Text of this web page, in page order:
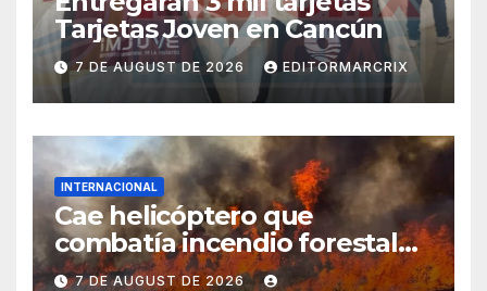
Tarjetas Joven en Cancún
7 DE AUGUST DE 2026 EDITORMARCRIX
INTERNACIONAL
Cae helicóptero que
combatía incendio forestal
en Utah
7 DE AUGUST DE 2026